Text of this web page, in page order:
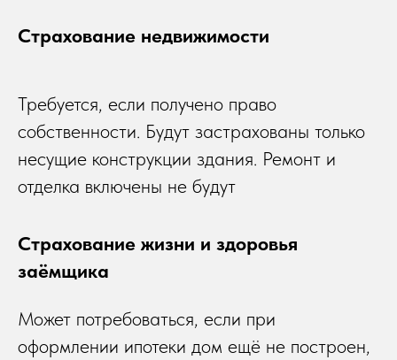
Страхование недвижимости
Требуется, если получено право
собственности. Будут застрахованы только
несущие конструкции здания. Ремонт и
отделка включены не будут
Страхование жизни и здоровья
заёмщика
Может потребоваться, если при
оформлении ипотеки дом ещё не построен,